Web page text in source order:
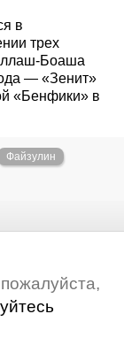
в
трех
Боаша
— «Зенит»
«Бенфики» в
Файзулин